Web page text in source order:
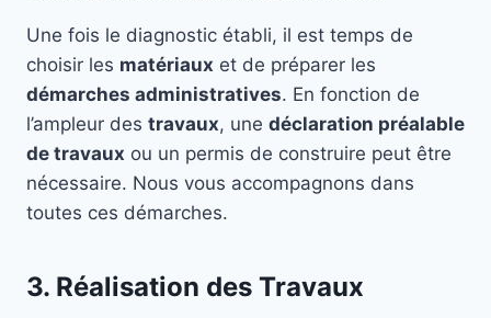
Une fois le diagnostic établi, il est temps de
choisir les matériaux et de préparer les
démarches administratives. En fonction de
l’ampleur des travaux, une déclaration préalable
de travaux ou un permis de construire peut être
nécessaire. Nous vous accompagnons dans
toutes ces démarches.
3. Réalisation des Travaux